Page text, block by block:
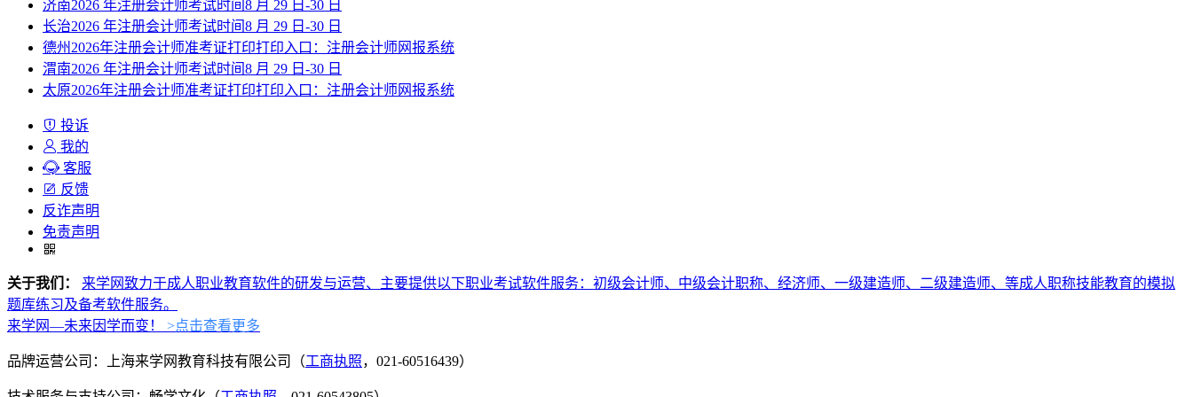
济南2026 年注册会计师考试时间8 月 29 日-30 日
长治2026 年注册会计师考试时间8 月 29 日-30 日
德州2026年注册会计师准考证打印打印入口：注册会计师网报系统
渭南2026 年注册会计师考试时间8 月 29 日-30 日
太原2026年注册会计师准考证打印打印入口：注册会计师网报系统
投诉
我的
客服
反馈
反诈声明
免责声明
关于我们：
来学网致力于成人职业教育软件的研发与运营、主要提供以下职业考试软件服务：初级会计师、中级会计职称、经济师、一级建造师、二级建造师、等成人职称技能教育的模拟
题库练习及备考软件服务。
来学网—未来因学而变！
>点击查看更多
品牌运营公司：上海来学网教育科技有限公司（工商执照，021-60516439）